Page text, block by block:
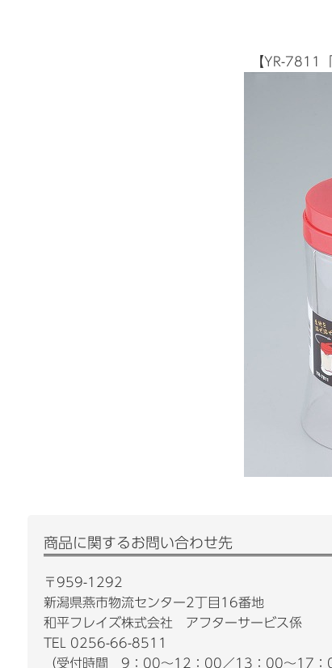
【YR-7811
商品に関するお問い合わせ先
〒959-1292
新潟県燕市物流センター2丁目16番地
和平フレイズ株式会社 アフターサービス係
TEL 0256-66-8511
（受付時間 9：00～12：00／13：00～17